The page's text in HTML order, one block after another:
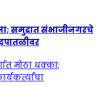
समुद्रात संभाजीनगरचे